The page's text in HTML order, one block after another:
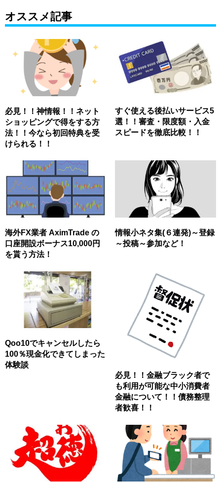
オススメ記事
必見！！神情報！！ネット
ショッピングで得をする方
法！！今なら初回特典を受
けられる！！
すぐ使える後払いサービス5
選！！審査・限度額・入金
スピードを徹底比較！！
海外FX業者 AximTrade の
口座開設ボーナス10,000円
を貰う方法！
情報小ネタ集(６連発)～登録
～投稿～参加など！
Qoo10でキャンセルしたら
100％現金化できてしまった
体験談
必見！！金融ブラック者で
も利用が可能な中小消費者
金融について！！債務整理
者歓喜！！